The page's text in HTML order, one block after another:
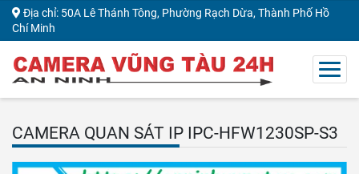
Địa chỉ: 50A Lê Thánh Tông, Phường Rạch Dừa, Thành Phố Hồ
Chí Minh
CAMERA QUAN SÁT IP IPC-HFW1230SP-S3